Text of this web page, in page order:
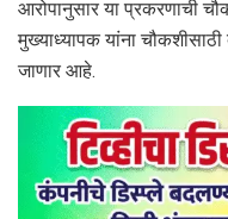
आरोपानुसार या प्रकरणाची
मुख्याध्यापक यांना
जाणार आहे.